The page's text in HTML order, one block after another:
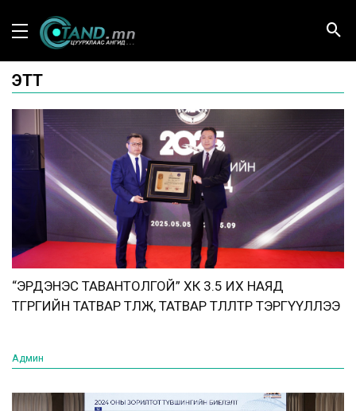
ЭТТ
“ЭРДЭНЭС ТАВАНТОЛГОЙ” ХК 3.5 ИХ НАЯД
ТӨГРӨГИЙН ТАТВАР ТӨЛЖ, ТАТВАР ТӨЛӨЛТӨӨР ТЭРГҮҮЛЛЭЭ
Админ